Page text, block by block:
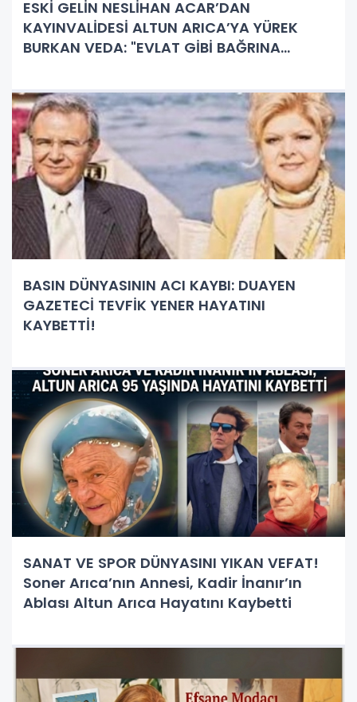
ESKİ GELİN NESLİHAN ACAR’DAN
KAYINVALİDESİ ALTUN ARICA’YA YÜREK
BURKAN VEDA: "EVLAT GİBİ BAĞRINA
BASIN DÜNYASININ ACI KAYBI: DUAYEN
GAZETECİ TEVFİK YENER HAYATINI
KAYBETTİ!
SANAT VE SPOR DÜNYASINI YIKAN VEFAT!
Soner Arıca’nın Annesi, Kadir İnanır’ın
Ablası Altun Arıca Hayatını Kaybetti